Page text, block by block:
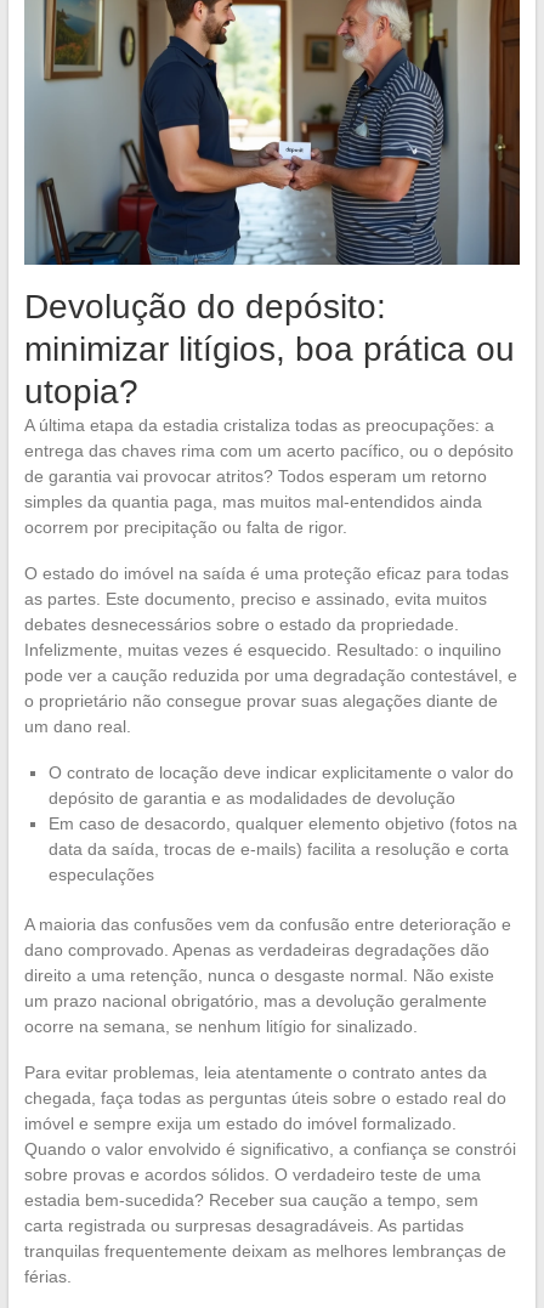
Devolução do depósito:
minimizar litígios, boa prática ou
utopia?
A última etapa da estadia cristaliza todas as preocupações: a
entrega das chaves rima com um acerto pacífico, ou o depósito
de garantia vai provocar atritos? Todos esperam um retorno
simples da quantia paga, mas muitos mal-entendidos ainda
ocorrem por precipitação ou falta de rigor.
O estado do imóvel na saída é uma proteção eficaz para todas
as partes. Este documento, preciso e assinado, evita muitos
debates desnecessários sobre o estado da propriedade.
Infelizmente, muitas vezes é esquecido. Resultado: o inquilino
pode ver a caução reduzida por uma degradação contestável, e
o proprietário não consegue provar suas alegações diante de
um dano real.
O contrato de locação deve indicar explicitamente o valor do
depósito de garantia e as modalidades de devolução
Em caso de desacordo, qualquer elemento objetivo (fotos na
data da saída, trocas de e-mails) facilita a resolução e corta
especulações
A maioria das confusões vem da confusão entre deterioração e
dano comprovado. Apenas as verdadeiras degradações dão
direito a uma retenção, nunca o desgaste normal. Não existe
um prazo nacional obrigatório, mas a devolução geralmente
ocorre na semana, se nenhum litígio for sinalizado.
Para evitar problemas, leia atentamente o contrato antes da
chegada, faça todas as perguntas úteis sobre o estado real do
imóvel e sempre exija um estado do imóvel formalizado.
Quando o valor envolvido é significativo, a confiança se constrói
sobre provas e acordos sólidos. O verdadeiro teste de uma
estadia bem-sucedida? Receber sua caução a tempo, sem
carta registrada ou surpresas desagradáveis. As partidas
tranquilas frequentemente deixam as melhores lembranças de
férias.